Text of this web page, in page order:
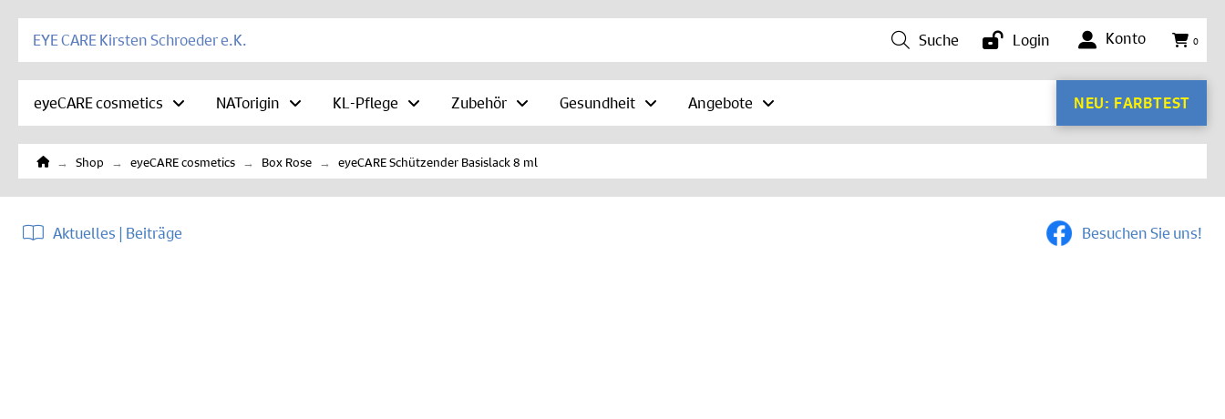
EYE CARE Kirsten Schroeder e.K. Suche Login Konto 0
eyeCARE cosmetics NATorigin KL-Pflege Zubehör Gesundheit Angebote NEU: FARBTEST
Home
→ Shop → eyeCARE cosmetics → Box Rose → eyeCARE Schützender Basislack 8 ml
Aktuelles | Beiträge Besuchen Sie uns!